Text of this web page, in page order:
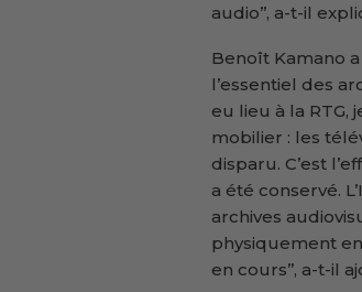
audio’’, a-t-il
Benoît Kamano
l’essentiel des
eu lieu à la RTG,
mobilier : les
disparu. C’est
a été conservé.
archives
physiquement
en cours’’, a-t-il